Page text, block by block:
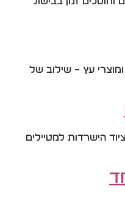
עץ – שילוב של
הישרדות למטיילים